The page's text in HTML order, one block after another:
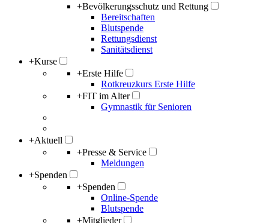
+Bevölkerungsschutz und Rettung
Bereitschaften
Blutspende
Rettungsdienst
Sanitätsdienst
+Kurse
+Erste Hilfe
Rotkreuzkurs Erste Hilfe
+FIT im Alter
Gymnastik für Senioren
+Aktuell
+Presse & Service
Meldungen
+Spenden
+Spenden
Online-Spende
Blutspende
+Mitglieder